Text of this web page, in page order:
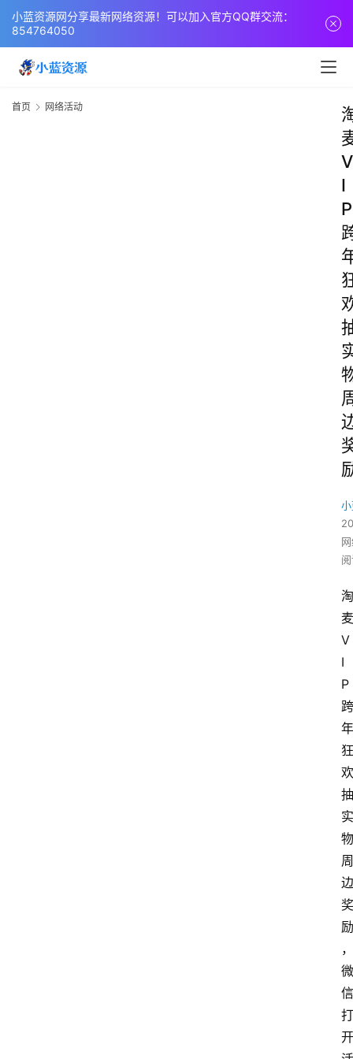
小蓝资源网分享最新网络资源！可以加入官方QQ群交流：
854764050
首页 网络活动
V
I
P
淘
麦
V
I
P
跨
年
狂
欢
抽
实
物
周
边
奖
励
，
微
信
打
开